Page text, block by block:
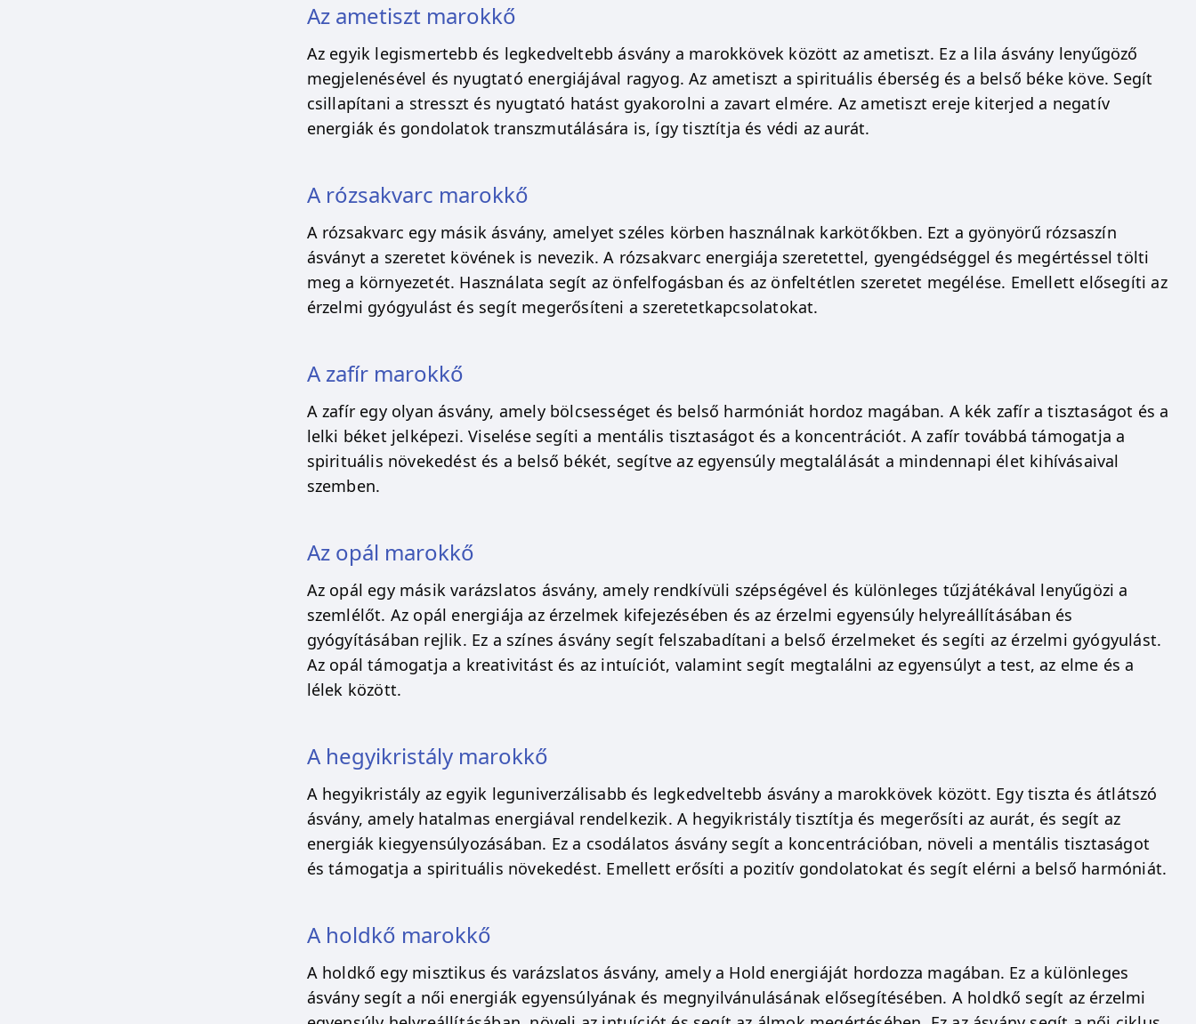
Az ametiszt marokkő
Az egyik legismertebb és legkedveltebb ásvány a marokkövek között az ametiszt. Ez a lila ásvány lenyűgöző
megjelenésével és nyugtató energiájával ragyog. Az ametiszt a spirituális éberség és a belső béke köve. Segít
csillapítani a stresszt és nyugtató hatást gyakorolni a zavart elmére. Az ametiszt ereje kiterjed a negatív
energiák és gondolatok transzmutálására is, így tisztítja és védi az aurát.
A rózsakvarc marokkő
A rózsakvarc egy másik ásvány, amelyet széles körben használnak karkötőkben. Ezt a gyönyörű rózsaszín
ásványt a szeretet kövének is nevezik. A rózsakvarc energiája szeretettel, gyengédséggel és megértéssel tölti
meg a környezetét. Használata segít az önfelfogásban és az önfeltétlen szeretet megélése. Emellett elősegíti az
érzelmi gyógyulást és segít megerősíteni a szeretetkapcsolatokat.
A zafír marokkő
A zafír egy olyan ásvány, amely bölcsességet és belső harmóniát hordoz magában. A kék zafír a tisztaságot és a
lelki béket jelképezi. Viselése segíti a mentális tisztaságot és a koncentrációt. A zafír továbbá támogatja a
spirituális növekedést és a belső békét, segítve az egyensúly megtalálását a mindennapi élet kihívásaival
szemben.
Az opál marokkő
Az opál egy másik varázslatos ásvány, amely rendkívüli szépségével és különleges tűzjátékával lenyűgözi a
szemlélőt. Az opál energiája az érzelmek kifejezésében és az érzelmi egyensúly helyreállításában és
gyógyításában rejlik. Ez a színes ásvány segít felszabadítani a belső érzelmeket és segíti az érzelmi gyógyulást.
Az opál támogatja a kreativitást és az intuíciót, valamint segít megtalálni az egyensúlyt a test, az elme és a
lélek között.
A hegyikristály marokkő
A hegyikristály az egyik leguniverzálisabb és legkedveltebb ásvány a marokkövek között. Egy tiszta és átlátszó
ásvány, amely hatalmas energiával rendelkezik. A hegyikristály tisztítja és megerősíti az aurát, és segít az
energiák kiegyensúlyozásában. Ez a csodálatos ásvány segít a koncentrációban, növeli a mentális tisztaságot
és támogatja a spirituális növekedést. Emellett erősíti a pozitív gondolatokat és segít elérni a belső harmóniát.
A holdkő marokkő
A holdkő egy misztikus és varázslatos ásvány, amely a Hold energiáját hordozza magában. Ez a különleges
ásvány segít a női energiák egyensúlyának és megnyilvánulásának elősegítésében. A holdkő segít az érzelmi